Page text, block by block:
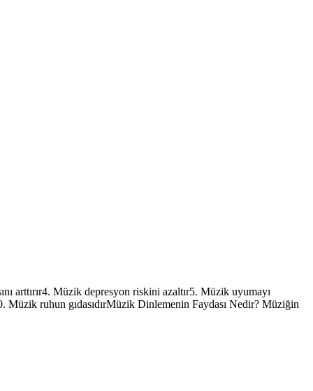
arttırır4. Müzik depresyon riskini azaltır5. Müzik uyumayı
Müzik ruhun gıdasıdırMüzik Dinlemenin Faydası Nedir? Müziğin